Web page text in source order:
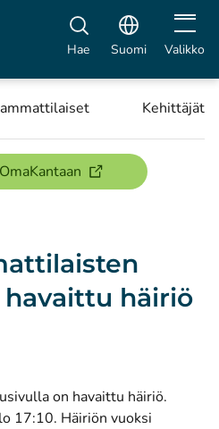
Hae Suomi Avaa
Valikko
Kehittäjät
(avautuu uuteen
häiriö
on havaittu häiriö.
17:10. Häiriön vuoksi